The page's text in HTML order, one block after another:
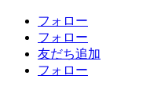
フォロー
フォロー
友だち追加
フォロー